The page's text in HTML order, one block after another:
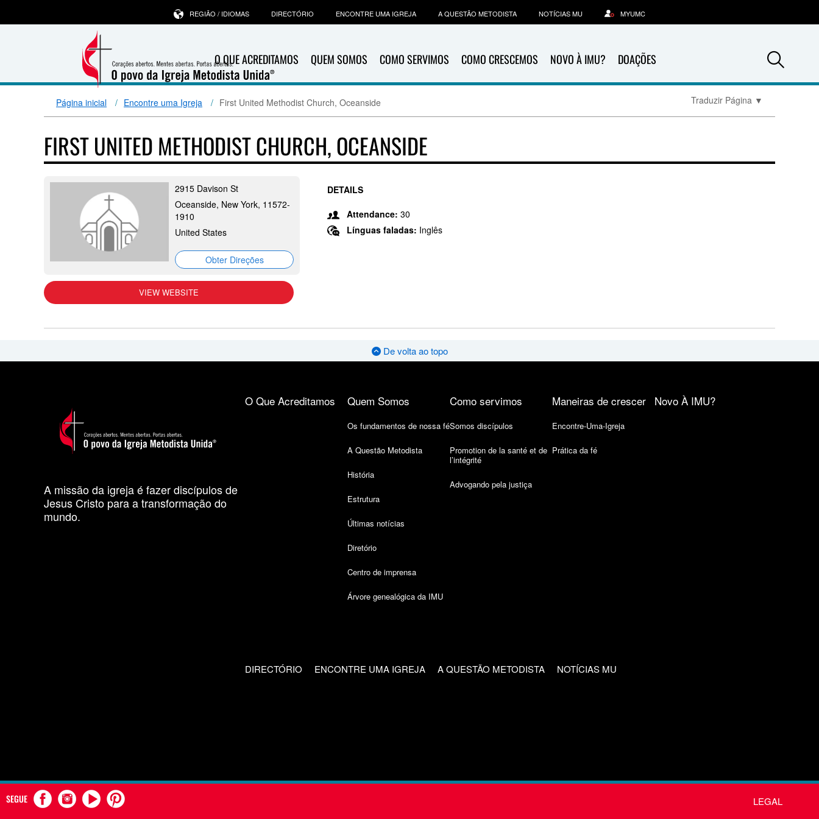
O QUE ACREDITAMOS QUEM SOMOS COMO SERVIMOS COMO CRESCEMOS NOVO À IMU? DOAÇÕES
REGIÃO / IDIOMAS DIRECTÓRIO ENCONTRE UMA IGREJA A QUESTÃO METODISTA NOTÍCIAS MU MYUMC
Página inicial Encontre uma Igreja First United Methodist Church, Oceanside Traduzir Página ▼
FIRST UNITED METHODIST CHURCH, OCEANSIDE
2915 Davison St
Oceanside, New York, 11572-
1910
United States
Obter Direções
VIEW WEBSITE
DETAILS
Attendance: 30
Línguas faladas: Inglês
De volta ao topo
A missão da igreja é fazer discípulos de
Jesus Cristo para a transformação do
mundo.
O Que Acreditamos Quem Somos
Os fundamentos de nossa fé
A Questão Metodista
História
Estrutura
Últimas notícias
Diretório
Centro de imprensa
Árvore genealógica da IMU
Como servimos
Somos discípulos
Promotion de la santé et de
l’intégrité
Advogando pela justiça
Maneiras de crescer
Encontre-Uma-Igreja
Prática da fé
Novo À IMU?
DIRECTÓRIO ENCONTRE UMA IGREJA A QUESTÃO METODISTA NOTÍCIAS MU
SEGUE LEGAL